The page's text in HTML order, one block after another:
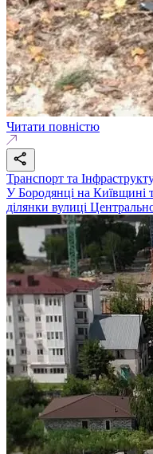
Читати повністю
Транспорт та
У Бородянці на Київщині
ділянки вулиці